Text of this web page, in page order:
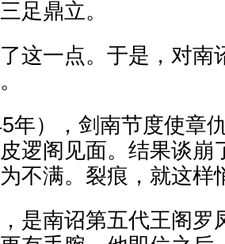
足鼎立。
这一点。于是，对南
年），剑南节度使章
逻阁见面。结果谈崩
不满。裂痕，就这样
是南诏第五代王阁罗